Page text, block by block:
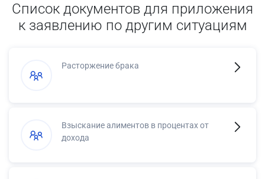
Список документов для приложения
к заявлению по другим ситуациям
Расторжение брака
Взыскание алиментов в процентах от
дохода